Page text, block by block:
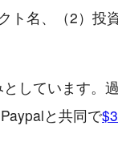
名、（2）投
しています。
と共同で